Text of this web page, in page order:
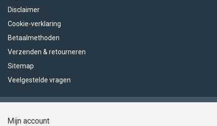
Disclaimer
Cookie-verklaring
Betaalmethoden
Verzenden & retourneren
Sitemap
Veelgestelde vragen
Mijn account